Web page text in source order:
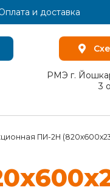
и доставка
РМЭ г.
3
ПИ-2Н